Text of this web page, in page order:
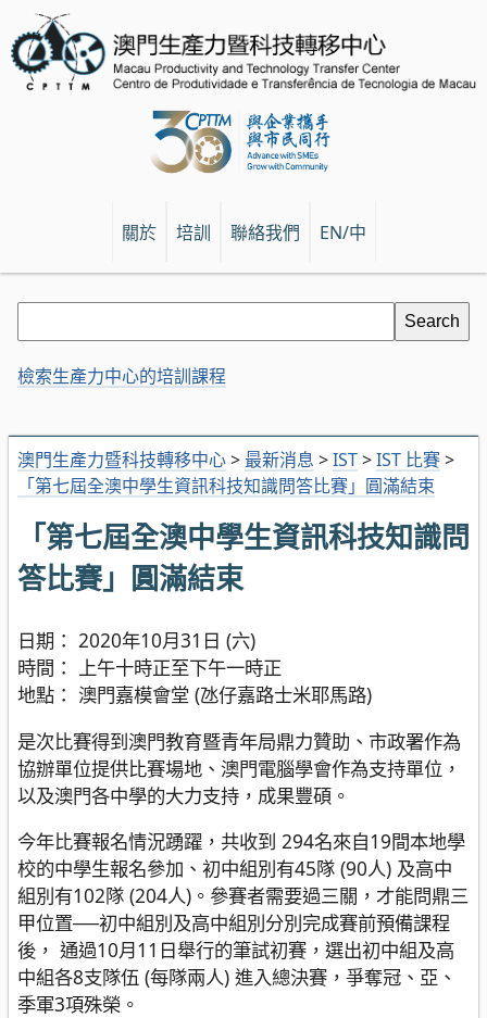
關於 培訓 聯絡我們 EN/中
澳門生產力暨科技轉移中心> 最新消息 >IST>IST 比賽>
「第七屆全澳中學生資訊科技知識問答比賽」圓滿結束
「第七屆全澳中學生資訊科技知識問
答比賽」圓滿結束
日期： 2020年10月31日 (六)
時間： 上午十時正至下午一時正
地點： 澳門嘉模會堂 (氹仔嘉路士米耶馬路)
是次比賽得到澳門教育暨青年局鼎力贊助、市政署作為
協辦單位提供比賽場地、澳門電腦學會作為支持單位，
以及澳門各中學的大力支持，成果豐碩。
今年比賽報名情況踴躍，共收到 294名來自19間本地學
校的中學生報名參加、初中組別有45隊 (90人) 及高中
組別有102隊 (204人)。參賽者需要過三關，才能問鼎三
甲位置──初中組別及高中組別分別完成賽前預備課程
後， 通過10月11日舉行的筆試初賽，選出初中組及高
中組各8支隊伍 (每隊兩人) 進入總決賽，爭奪冠、亞、
季軍3項殊榮。
檢索生產力中心的培訓課程